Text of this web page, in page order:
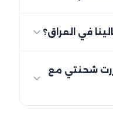
في العراق؟
شحنتي مع